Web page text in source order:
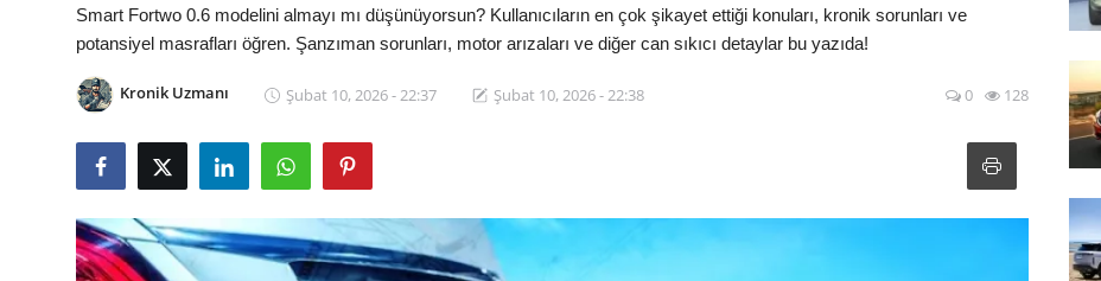
Vergi & ÖTV & MTV
Muayene & Ruhsat
Sorgulamalar
İkinci El & Alım-Satım
Bakım & Arıza Çözümleri
Smart Fortwo 0.6 modelini almayı mı düşünüyorsun? Kullanıcıların en çok şikayet ettiği konuları, kronik sorunları ve
potansiyel masrafları öğren. Şanzıman sorunları, motor arızaları ve diğer can sıkıcı detaylar bu yazıda!
Kronik Uzmanı Şubat 10, 2026 - 22:37 Şubat 10, 2026 - 22:38 0 128